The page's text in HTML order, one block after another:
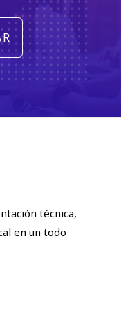
técnica,
en un todo